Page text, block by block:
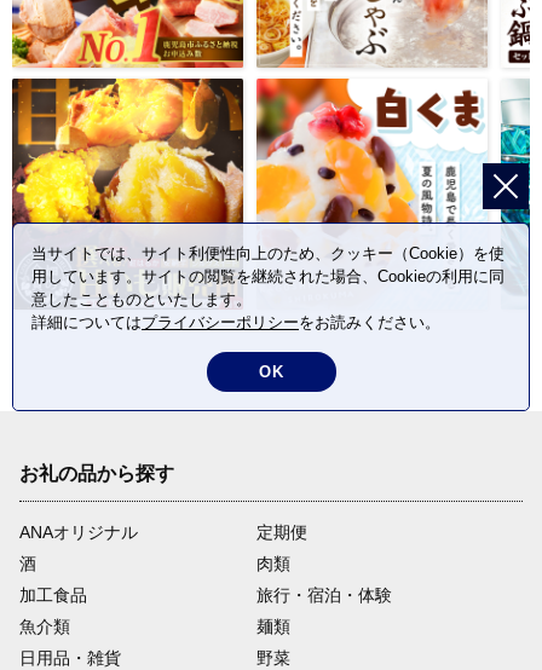
お礼の品から探す
ANAオリジナル
定期便
酒
肉類
加工食品
旅行・宿泊・体験
魚介類
麺類
日用品・雑貨
野菜
当サイトでは、サイト利便性向上のため、クッキー（Cookie）を使
用しています。サイトの閲覧を継続された場合、Cookieの利用に同
意したことものといたします。
詳細についてはプライバシーポリシーをお読みください。
OK